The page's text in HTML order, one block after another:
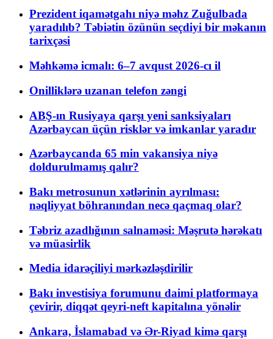
Prezident iqamətgahı niyə məhz Zuğulbada
yaradılıb? Təbiətin özünün seçdiyi bir məkanın
tarixçəsi
Məhkəmə icmalı: 6–7 avqust 2026-cı il
Onilliklərə uzanan telefon zəngi
ABŞ-ın Rusiyaya qarşı yeni sanksiyaları
Azərbaycan üçün risklər və imkanlar yaradır
Azərbaycanda 65 min vakansiya niyə
doldurulmamış qalır?
Bakı metrosunun xətlərinin ayrılması:
nəqliyyat böhranından necə qaçmaq olar?
Təbriz azadlığının salnaməsi: Məşrutə hərəkatı
və müasirlik
Media idarəçiliyi mərkəzləşdirilir
Bakı investisiya forumunu daimi platformaya
çevirir, diqqət qeyri-neft kapitalına yönəlir
Ankara, İslamabad və Ər-Riyad kimə qarşı